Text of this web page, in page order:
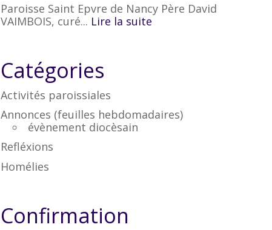
Paroisse Saint Epvre de Nancy Père David
VAIMBOIS, curé... Lire la suite
Catégories
Activités paroissiales
Annonces (feuilles hebdomadaires)
évènement diocèsain
Refléxions
Homélies
Confirmation